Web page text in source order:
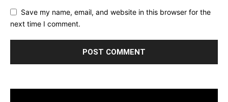
Save my name, email, and website in this browser for the
next time I comment.